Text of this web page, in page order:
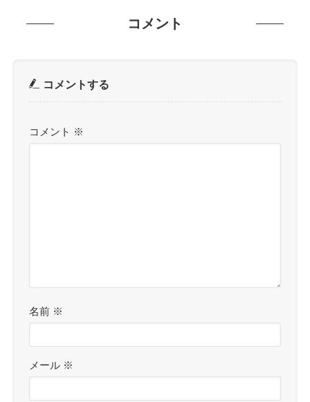
コメント
コメントする
コメント ※
名前 ※
メール ※